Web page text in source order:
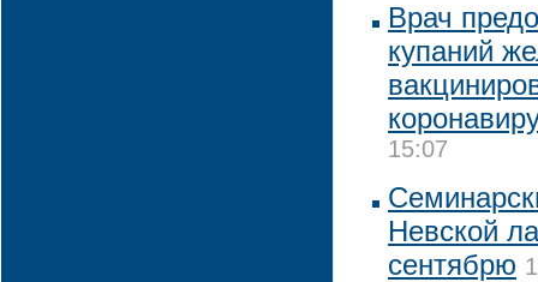
Врач
купаний
15:07
Невской
сентябрю